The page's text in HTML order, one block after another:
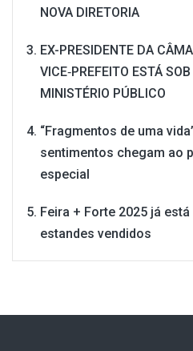
NOVA DIRETORIA
EX-PRESIDENTE DA
VICE‑PREFEITO ESTÁ
MINISTÉRIO PÚBLICO
“Fragmentos de uma
sentimentos chegam ao
especial
Feira + Forte 2025 já
estandes vendidos